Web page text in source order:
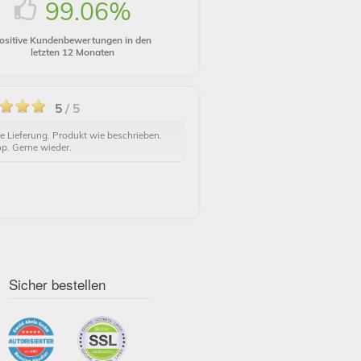
99.06%
Kundenbewertungen in den
letzten 12 Monaten
5/ 5
Lieferung. Produkt wie beschrieben.
Gerne wieder.
Sicher bestellen